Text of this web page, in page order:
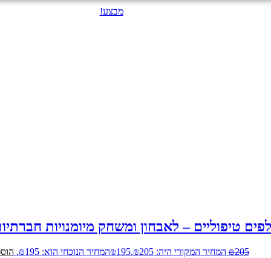
מבצע!
טיפוליים – לאבחון ומשחק מיומנויות
₪205 המחיר המקורי היה: ₪205. ₪195 המחיר הנוכחי הוא: ₪195.